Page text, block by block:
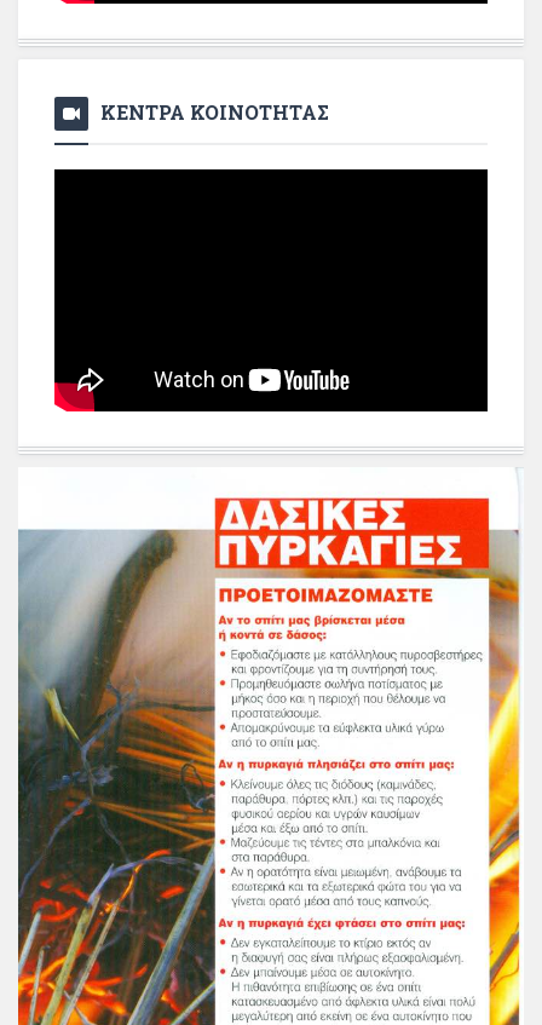
ΚΕΝΤΡΑ ΚΟΙΝΟΤΗΤΑΣ